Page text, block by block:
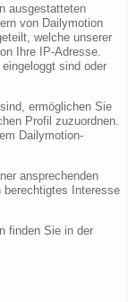
ausgestatteten
von Dailymotion
welche unserer
Ihre IP-Adresse.
sind oder
ermöglichen Sie
Profil zuzuordnen.
Dailymotion-
ansprechenden
berechtigtes Interesse
finden Sie in der